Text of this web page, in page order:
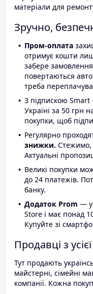
матеріали для
Зручно,
Пром-оплата
отримує кошти
забере
повертаються
треба
З підпискою Smart
Україні за 50 грн
покупки, щоб
Регулярно
знижки. Стежимо,
Актуальні
Великі покупки
до 24 платежів.
банку.
Додаток Prom — у
Store і має понад
Купуйте зі
Продавці з
Тут продають
майстерні, сімейні
компанії. Кожна